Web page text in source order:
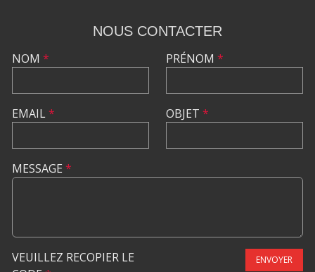
NOUS CONTACTER
NOM *
EMAIL*
PRÉNOM *
OBJET *
MESSAGE *
VEUILLEZ RECOPIER LE
ENVOYER